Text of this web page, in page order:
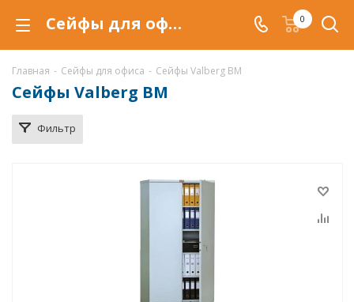
Сейфы для офиса Valberg AMH и Valberg BM в Воронеже, купить по низкой цене, доставка сейфов 0
Главная - Сейфы для офиса - Сейфы Valberg BM
Сейфы Valberg BM
Фильтр